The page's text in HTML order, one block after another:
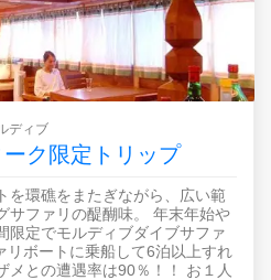
ディブ
ク限定トリップ
を環礁をまたぎながら、広い範
サファリの醍醐味。 年末年始や
限定でモルディブダイブサファ
リボートに乗船して6泊以上すれ
メとの遭遇率は90％！！ お１人